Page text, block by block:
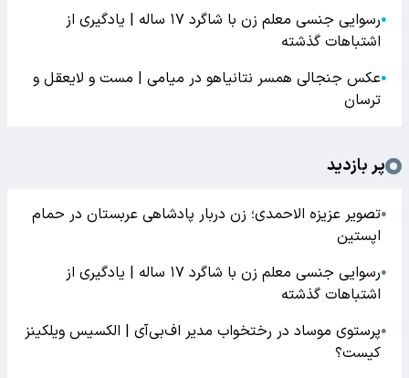
●
رسوایی جنسی معلم زن با شاگرد ۱۷ ساله | یادگیری از
اشتباهات گذشته
●عکس جنجالی همسر نتانیاهو در میامی | مست و لایعقل و
ترسان
پر بازدید
●تصویر عزیزه الاحمدی؛ زن دربار پادشاهی عربستان در حمام
اپستین
●
رسوایی جنسی معلم زن با شاگرد ۱۷ ساله | یادگیری از
اشتباهات گذشته
●پرستوی موساد در رختخواب مدیر اف‌بی‌آی | الکسیس ویلکینز
کیست؟